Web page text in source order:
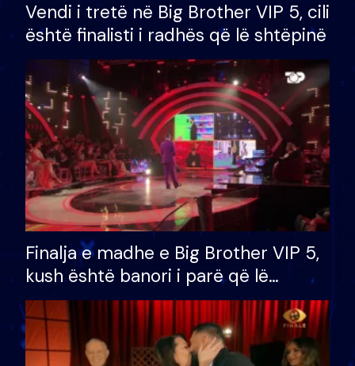
Vendi i tretë në Big Brother VIP 5, cili
është finalisti i radhës që lë shtëpinë
Finalja e madhe e Big Brother VIP 5,
kush është banori i parë që lë
shtëpinë dhe humb mundësinë për
të fituar çmimin e madh